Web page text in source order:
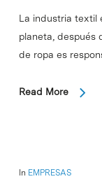
La industria textil
planeta, después
de ropa es
Read More
In EMPRESAS